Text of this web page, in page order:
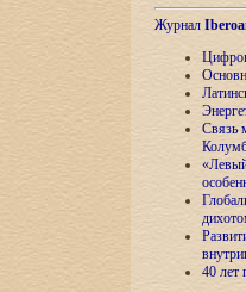
Журнал
Связь
40 лет